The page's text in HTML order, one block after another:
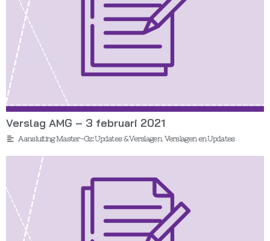
Verslag AMG – 3 februari 2021
Aansluiting Master-Gz: Updates & Verslagen, Verslagen en Updates